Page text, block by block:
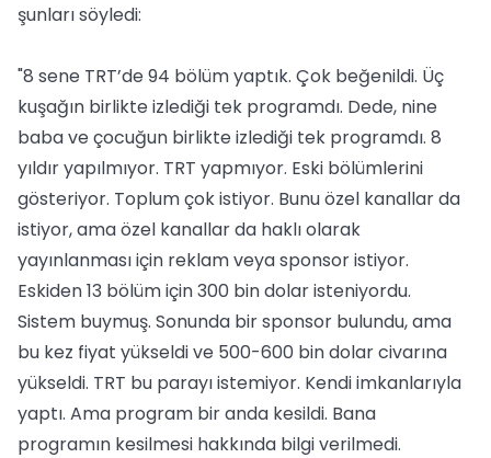
şunları söyledi:
"8 sene TRT’de 94 bölüm yaptık. Çok beğenildi. Üç
kuşağın birlikte izlediği tek programdı. Dede, nine
baba ve çocuğun birlikte izlediği tek programdı. 8
yıldır yapılmıyor. TRT yapmıyor. Eski bölümlerini
gösteriyor. Toplum çok istiyor. Bunu özel kanallar da
istiyor, ama özel kanallar da haklı olarak
yayınlanması için reklam veya sponsor istiyor.
Eskiden 13 bölüm için 300 bin dolar isteniyordu.
Sistem buymuş. Sonunda bir sponsor bulundu, ama
bu kez fiyat yükseldi ve 500-600 bin dolar civarına
yükseldi. TRT bu parayı istemiyor. Kendi imkanlarıyla
yaptı. Ama program bir anda kesildi. Bana
programın kesilmesi hakkında bilgi verilmedi.